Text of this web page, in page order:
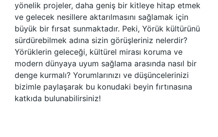
yönelik projeler, daha geniş bir kitleye hitap etmek
ve gelecek nesillere aktarılmasını sağlamak için
büyük bir fırsat sunmaktadır. Peki, Yörük kültürünü
sürdürebilmek adına sizin görüşleriniz nelerdir?
Yörüklerin geleceği, kültürel mirası koruma ve
modern dünyaya uyum sağlama arasında nasıl bir
denge kurmalı? Yorumlarınızı ve düşüncelerinizi
bizimle paylaşarak bu konudaki beyin fırtınasına
katkıda bulunabilirsiniz!